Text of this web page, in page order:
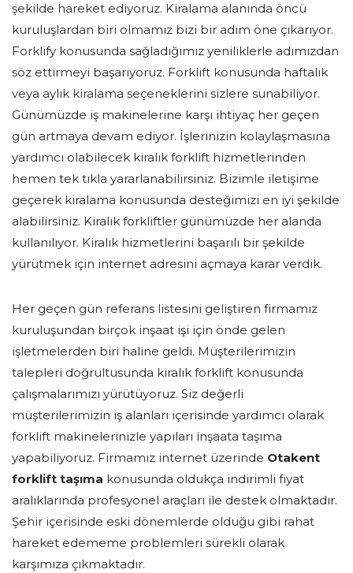
şekilde hareket ediyoruz. Kiralama alanında öncü
kuruluşlardan biri olmamız bizi bir adım öne çıkarıyor.
Forklify konusunda sağladığımız yeniliklerle adımızdan
söz ettirmeyi başarıyoruz. Forklift konusunda haftalık
veya aylık kiralama seçeneklerini sizlere sunabiliyor.
Günümüzde iş makinelerine karşı ihtiyaç her geçen
gün artmaya devam ediyor. İşlerinizin kolaylaşmasına
yardımcı olabilecek kiralık forklift hizmetlerinden
hemen tek tıkla yararlanabilirsiniz. Bizimle iletişime
geçerek kiralama konusunda desteğimizi en iyi şekilde
alabilirsiniz. Kiralık forkliftler günümüzde her alanda
kullanılıyor. Kiralık hizmetlerini başarılı bir şekilde
yürütmek için internet adresini açmaya karar verdik.
Her geçen gün referans listesini geliştiren firmamız
kuruluşundan birçok inşaat işi için önde gelen
işletmelerden biri haline geldi. Müşterilerimizin
talepleri doğrultusunda kiralık forklift konusunda
çalışmalarımızı yürütüyoruz. Siz değerli
müşterilerimizin iş alanları içerisinde yardımcı olarak
forklift makinelerinizle yapıları inşaata taşıma
yapabiliyoruz. Firmamız internet üzerinde Otakent
forklift taşıma konusunda oldukça indirimli fiyat
aralıklarında profesyonel araçları ile destek olmaktadır.
Şehir içerisinde eski dönemlerde olduğu gibi rahat
hareket edememe problemleri sürekli olarak
karşımıza çıkmaktadır.